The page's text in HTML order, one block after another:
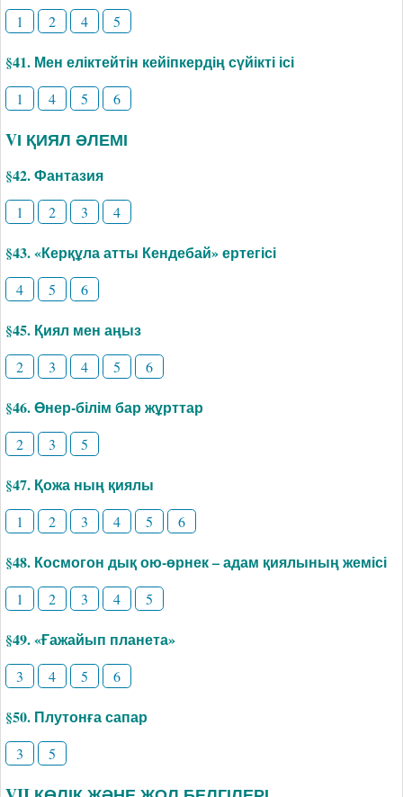
1 2 4 5
§41. Мен еліктейтін кейіпкердің сүйікті ісі
1 4 5 6
VІ ҚИЯЛ ӘЛЕМІ
§42. Фантазия
1 2 3 4
§43. «Керқұла атты Кендебай» ертегісі
4 5 6
§45. Қиял мен аңыз
2 3 4 5 6
§46. Өнер-білім бар жұрттар
2 3 5
§47. Қожа ның қиялы
1 2 3 4 5 6
§48. Космогон дық ою-өрнек – адам қиялының жемісі
1 2 3 4 5
§49. «Ғажайып планета»
3 4 5 6
§50. Плутонға сапар
3 5